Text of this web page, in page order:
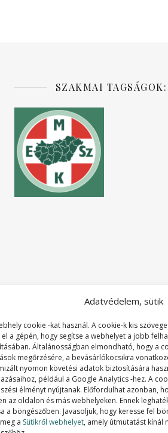
Adatvédelem, sütik
cookie -kat használ. A cookie-k kis
el a gépén, hogy segítse a webhelyet a jobb
Általánosságban elmondható, hogy a
megőrzésére, a bevásárlókocsikra
nyomon követési adatok biztosítására
például a Google Analytics -hez. A
élményt nyújtanak. Előfordulhat azonban,
az oldalon és más webhelyeken. Ennek
a böngészőben. Javasoljuk, hogy keresse fel
a Sütikről webhelyet, amely útmutatást kínál
SZAKMAI TAGSÁGOK: